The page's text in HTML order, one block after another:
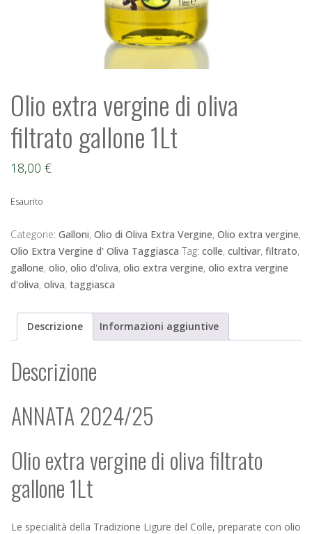
Olio extra vergine di oliva
filtrato gallone 1Lt
18,00 €
Esaurito
Categorie: Galloni, Olio di Oliva Extra Vergine, Olio extra vergine,
Olio Extra Vergine d' Oliva Taggiasca Tag: colle, cultivar, filtrato,
gallone, olio, olio d'oliva, olio extra vergine, olio extra vergine
d'oliva, oliva, taggiasca
Descrizione Informazioni aggiuntive
Descrizione
ANNATA 2024/25
Olio extra vergine di oliva filtrato
gallone 1Lt
Le specialità della Tradizione Ligure del Colle, preparate con olio